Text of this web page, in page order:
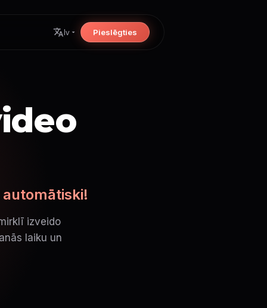
lv Pieslēgties
izveido
laiku un